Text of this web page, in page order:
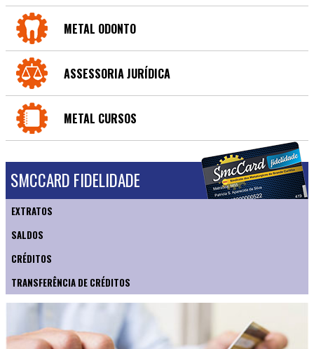
METAL ODONTO
ASSESSORIA JURÍDICA
METAL CURSOS
SMCCARD FIDELIDADE
EXTRATOS
SALDOS
CRÉDITOS
TRANSFERÊNCIA DE CRÉDITOS